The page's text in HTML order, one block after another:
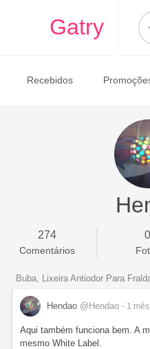
Gatry
Recebidos
274
Comentários
0
Buba, Lixeira Antiodor Para
Hendao @Hendao - 1 mês
Aqui também funciona bem. A
mesmo White Label.